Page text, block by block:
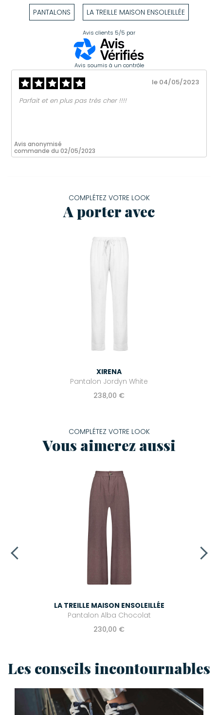
PANTALONS LA TREILLE MAISON ENSOLEILLÉE
Avis clients 5/5 par
Avis soumis à un contrôle
Avis anonymisé
commande du 02/05/2023
le 04/05/2023
Parfait et en plus pas très cher !!!!
COMPLÉTEZ VOTRE LOOK
A porter avec
XIRENA
Pantalon Jordyn White
238,00 €
COMPLÉTEZ VOTRE LOOK
Vous aimerez aussi
LA TREILLE MAISON ENSOLEILLÉE
Pantalon Alba Chocolat
230,00 €
Les conseils incontournables